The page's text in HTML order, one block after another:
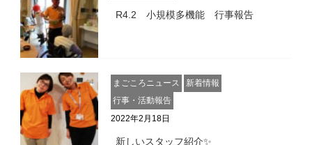
R4.2 小規模多機能 行事報告
まごころニュース
新着情報
行事・活動報告
2022年2月18日
新しいスタッフ紹介✨